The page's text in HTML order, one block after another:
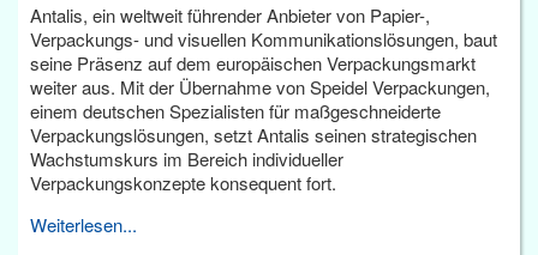
Antalis, ein weltweit führender Anbieter von Papier-,
Verpackungs- und visuellen Kommunikationslösungen, baut
seine Präsenz auf dem europäischen Verpackungsmarkt
weiter aus. Mit der Übernahme von Speidel Verpackungen,
einem deutschen Spezialisten für maßgeschneiderte
Verpackungslösungen, setzt Antalis seinen strategischen
Wachstumskurs im Bereich individueller
Verpackungskonzepte konsequent fort.
Weiterlesen...